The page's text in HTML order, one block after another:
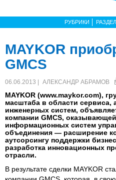
РУБРИКИ
MAYKOR
GMCS
06.06.2013 | АЛЕКСАНДР АБРАМОВ
MAYKOR (www.maykor.com),
масштаба в области сервиса,
инженерных систем,
компании GMCS,
информационных систем
объединения — расширение
аутсорсингу поддержки
разработка инновационных
отрасли.
В результате сделки MAYKOR